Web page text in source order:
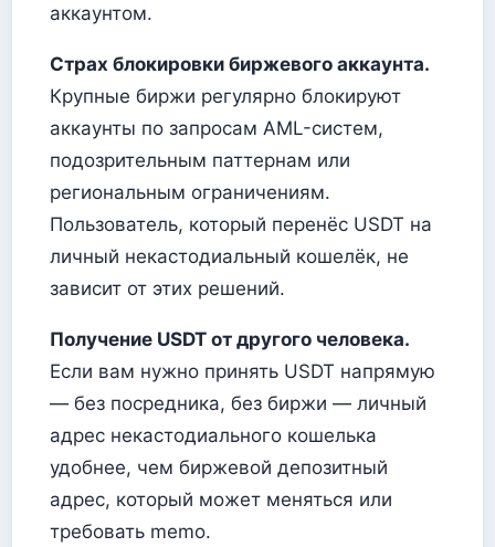
аккаунтом.
Страх блокировки биржевого аккаунта.
Крупные биржи регулярно блокируют
аккаунты по запросам AML-систем,
подозрительным паттернам или
региональным ограничениям.
Пользователь, который перенёс USDT на
личный некастодиальный кошелёк, не
зависит от этих решений.
Получение USDT от другого человека.
Если вам нужно принять USDT напрямую
— без посредника, без биржи — личный
адрес некастодиального кошелька
удобнее, чем биржевой депозитный
адрес, который может меняться или
требовать memo.